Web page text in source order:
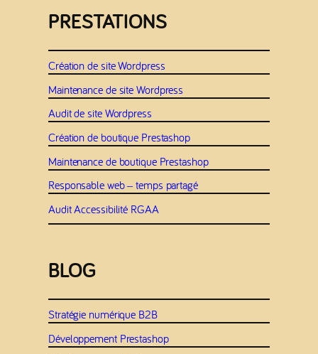
PRESTATIONS
Création de site Wordpress
Maintenance de site Wordpress
Audit de site Wordpress
Création de boutique Prestashop
Maintenance de boutique Prestashop
Responsable web – temps partagé
Audit Accessibilité RGAA
BLOG
Stratégie numérique B2B
Développement Prestashop